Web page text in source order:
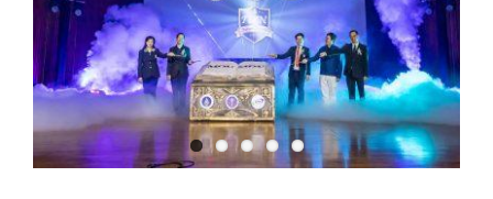
เครือข่ายความร่วมมือ
บริการวิชาการ
ความร่วมมือกับต่างประเทศ
ข่าวและกิจกรรม